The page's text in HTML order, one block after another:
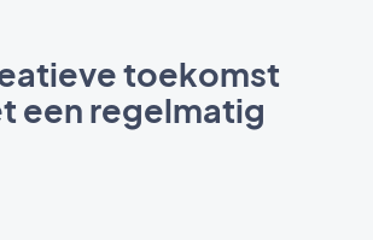
toekomst
een regelmatig